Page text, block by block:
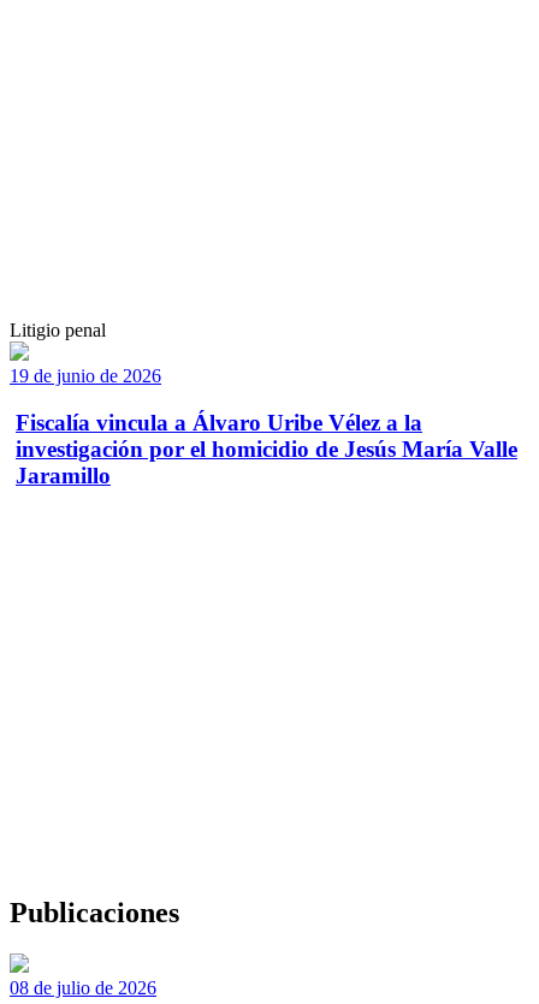
Litigio penal
19 de junio de 2026
Fiscalía vincula a Álvaro Uribe Vélez a la
investigación por el homicidio de Jesús María Valle
Jaramillo
Publicaciones
08 de julio de 2026